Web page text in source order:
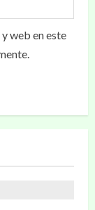
web en este